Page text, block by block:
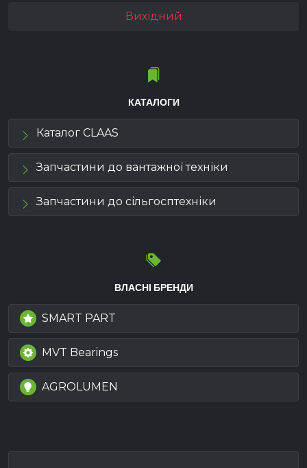
Вихідний
КАТАЛОГИ
Каталог CLAAS
Запчастини до вантажної техніки
Запчастини до сільгосптехніки
ВЛАСНІ БРЕНДИ
SMART PART
MVT Bearings
AGROLUMEN